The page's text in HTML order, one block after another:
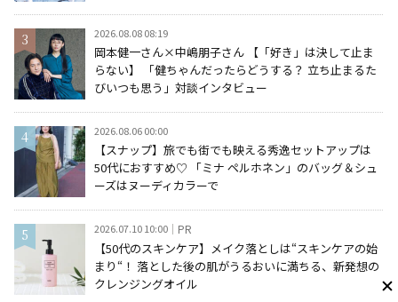
2026.08.08 08:19
岡本健一さん×中嶋朋子さん 【「好き」は決して止ま
らない】 「健ちゃんだったらどうする？ 立ち止まるた
びいつも思う」対談インタビュー
2026.08.06 00:00
【スナップ】旅でも街でも映える秀逸セットアップは
50代におすすめ♡ 「ミナ ペルホネン」のバッグ＆シュ
ーズはヌーディカラーで
2026.07.10 10:00 PR
【50代のスキンケア】メイク落としは“スキンケアの始
まり“！ 落とした後の肌がうるおいに満ちる、新発想の
クレンジングオイル